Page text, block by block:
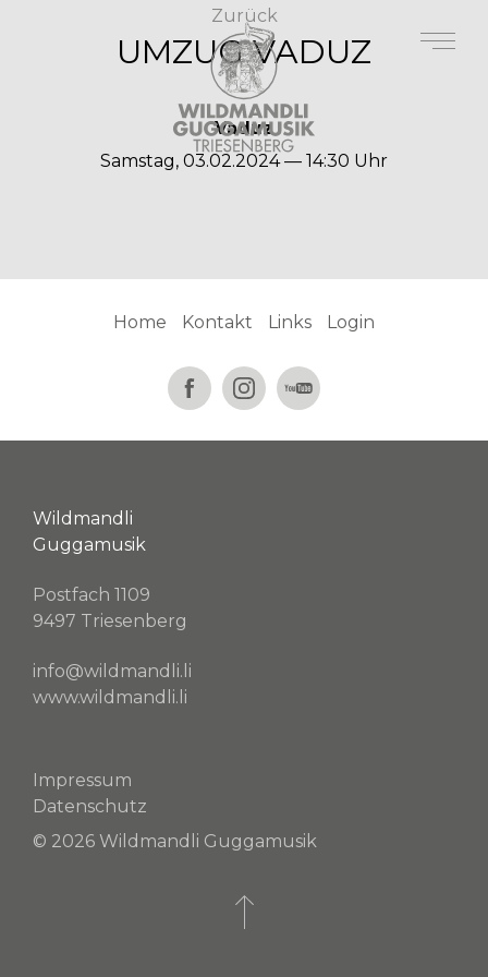
Zurück
UMZUG VADUZ
Vaduz
Samstag, 03.02.2024 — 14:30 Uhr
Home Kontakt Links Login
Wildmandli
Guggamusik
Postfach 1109
9497 Triesenberg
info@wildmandli.li
www.wildmandli.li
Impressum
Datenschutz
© 2026 Wildmandli Guggamusik